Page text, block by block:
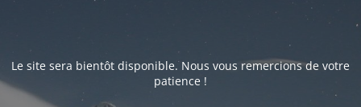
Le site sera bientôt disponible. Nous vous remercions de votre
patience !